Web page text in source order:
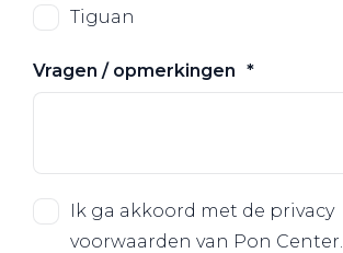
Tiguan
Vragen / opmerkingen
Ik ga akkoord met de privacy
voorwaarden van Pon Center.